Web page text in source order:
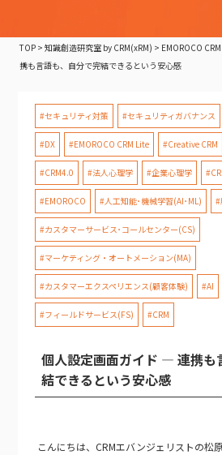
TOP >知識創造研究室 by CRM(xRM) > EMOROCO
携も言語も、自分で完結できるという安心感
#セキュリティ対策 #セキュリティガバナンス
#DX #EMOROCO CRM Lite #Creative CRM
#CRM4.0 #法人心理学 #企業心理学
#EMOROCO #人工知能･機械学習(AI･ML) #
#カスタマーサービス･コールセンター(CS)
#マーケティング・オートメーション(MA)
#カスタマーエクスペリエンス(顧客体験) #AI
#フィールドサービス(FS) #CRM
個人設定画面ガイド — 連携も
結できるという安心感
こんにちは、CRMエバンジェリストの松原